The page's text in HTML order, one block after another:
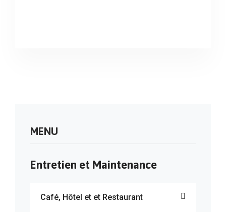
MENU
Entretien et Maintenance
Café, Hôtel et et Restaurant